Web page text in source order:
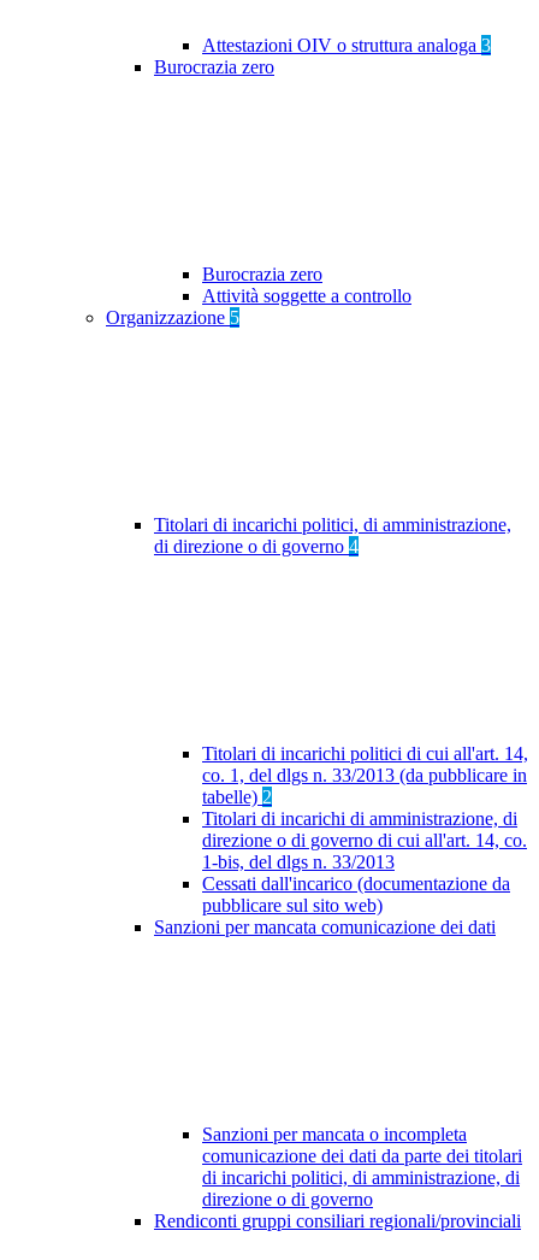
Attestazioni OIV o struttura analoga 3
Burocrazia zero
Burocrazia zero
Attività soggette a controllo
Organizzazione 5
Titolari di incarichi politici, di amministrazione,
di direzione o di governo 4
Titolari di incarichi politici di cui all'art. 14,
co. 1, del dlgs n. 33/2013 (da pubblicare in
tabelle) 2
Titolari di incarichi di amministrazione, di
direzione o di governo di cui all'art. 14, co.
1-bis, del dlgs n. 33/2013
Cessati dall'incarico (documentazione da
pubblicare sul sito web)
Sanzioni per mancata comunicazione dei dati
Sanzioni per mancata o incompleta
comunicazione dei dati da parte dei titolari
di incarichi politici, di amministrazione, di
direzione o di governo
Rendiconti gruppi consiliari regionali/provinciali